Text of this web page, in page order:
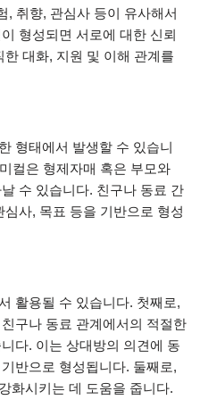
, 취향, 관심사 등이 유사해서
형성되면 서로에 대한 신뢰
대화, 지원 및 이해 관계를
형태에서 발생할 수 있습니
컬은 형제자매 혹은 부모와
수 있습니다. 친구나 동료 간
사, 목표 등을 기반으로 형성
활용될 수 있습니다. 첫째로,
구나 동료 관계에서의 적절한
다. 이는 상대방의 의견에 동
반으로 형성됩니다. 둘째로,
화시키는 데 도움을 줍니다.